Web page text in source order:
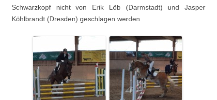
Schwarzkopf nicht von Erik Löb (Darmstadt) und Jasper
Köhlbrandt (Dresden) geschlagen werden.